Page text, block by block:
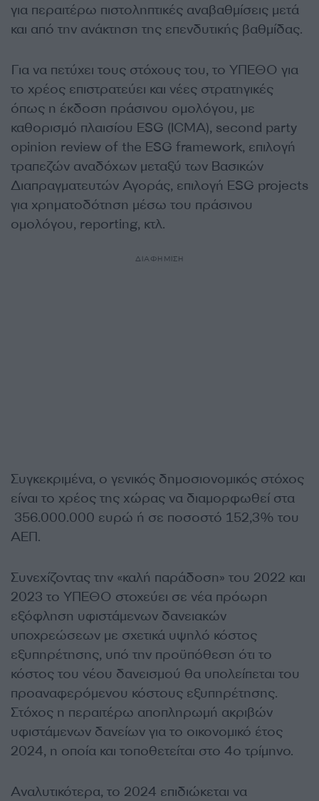
για περαιτέρω πιστοληπτικές αναβαθμίσεις μετά
και από την ανάκτηση της επενδυτικής βαθμίδας.
Για να πετύχει τους στόχους του, το ΥΠΕΘΟ για
το χρέος επιστρατεύει και νέες στρατηγικές
όπως η έκδοση πράσινου ομολόγου, με
καθορισμό πλαισίου ESG (ICMA), second party
opinion review of the ESG framework, επιλογή
τραπεζών αναδόχων μεταξύ των Βασικών
Διαπραγματευτών Αγοράς, επιλογή ESG projects
για χρηματοδότηση μέσω του πράσινου
ομολόγου, reporting, κτλ.
ΔΙΑΦΗΜΙΣΗ
Συγκεκριμένα, ο γενικός δημοσιονομικός στόχος
είναι το χρέος της χώρας να διαμορφωθεί στα
356.000.000 ευρώ ή σε ποσοστό 152,3% του
ΑΕΠ.
Συνεχίζοντας την «καλή παράδοση» του 2022 και
2023 το ΥΠΕΘΟ στοχεύει σε νέα πρόωρη
εξόφληση υφιστάμενων δανειακών
υποχρεώσεων με σχετικά υψηλό κόστος
εξυπηρέτησης, υπό την προϋπόθεση ότι το
κόστος του νέου δανεισμού θα υπολείπεται του
προαναφερόμενου κόστους εξυπηρέτησης.
Στόχος η περαιτέρω αποπληρωμή ακριβών
υφιστάμενων δανείων για το οικονομικό έτος
2024, η οποία και τοποθετείται στο 4ο τρίμηνο.
Αναλυτικότερα, το 2024 επιδιώκεται να